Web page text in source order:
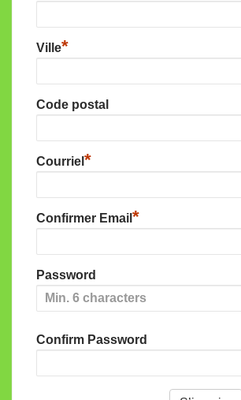
Ville*
Code postal
Courriel *
Confirmer Email *
Password
Confirm Password